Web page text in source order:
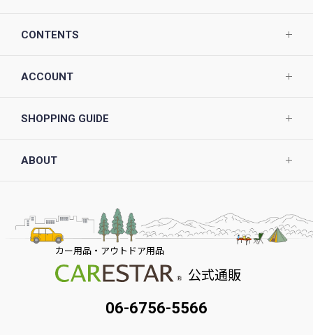
CONTENTS
ACCOUNT
SHOPPING GUIDE
ABOUT
カー用品・アウトドア用品
公式通販
06-6756-5566